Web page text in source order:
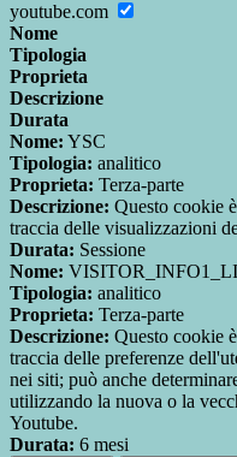
youtube.com
Nome
Tipologia
Proprieta
Descrizione
Durata
Nome: YSC
Tipologia: analitico
Proprieta: Terza-parte
Descrizione: Questo cookie
traccia delle visualizzazioni
Durata: Sessione
Nome:
Tipologia: analitico
Proprieta: Terza-parte
Descrizione: Questo cookie
traccia delle preferenze
nei siti; può anche
utilizzando la nuova o la
Youtube.
Durata: 6 mesi